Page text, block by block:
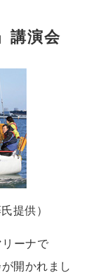
講演会
提供）
ーナで
開かれまし